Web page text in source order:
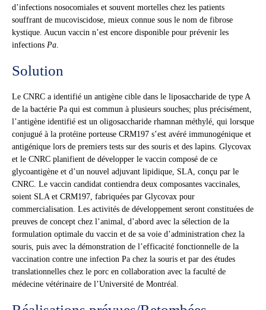
d’infections nosocomiales et souvent mortelles chez les patients
souffrant de mucoviscidose, mieux connue sous le nom de fibrose
kystique. Aucun vaccin n’est encore disponible pour prévenir les
infections Pa.
Solution
Le CNRC a identifié un antigène cible dans le liposaccharide de type A
de la bactérie Pa qui est commun à plusieurs souches; plus précisément,
l’antigène identifié est un oligosaccharide rhamnan méthylé, qui lorsque
conjugué à la protéine porteuse CRM197 s’est avéré immunogénique et
antigénique lors de premiers tests sur des souris et des lapins. Glycovax
et le CNRC planifient de développer le vaccin composé de ce
glycoantigène et d’un nouvel adjuvant lipidique, SLA, conçu par le
CNRC. Le vaccin candidat contiendra deux composantes vaccinales,
soient SLA et CRM197, fabriquées par Glycovax pour
commercialisation. Les activités de développement seront constituées de
preuves de concept chez l’animal, d’abord avec la sélection de la
formulation optimale du vaccin et de sa voie d’administration chez la
souris, puis avec la démonstration de l’efficacité fonctionnelle de la
vaccination contre une infection Pa chez la souris et par des études
translationnelles chez le porc en collaboration avec la faculté de
médecine vétérinaire de l’Université de Montréal.